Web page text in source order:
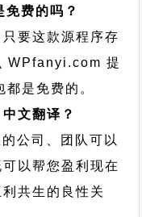
费的吗？
要这款源程序存
WPfanyi.com 提
是免费的。
文翻译？
公司、团队可以
以帮您盈利现在
共生的良性关